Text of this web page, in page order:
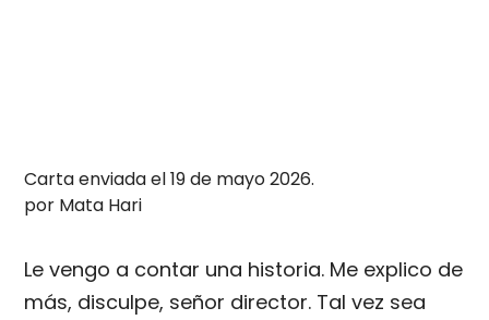
Carta enviada el 19 de mayo 2026.
por Mata Hari
Le vengo a contar una historia. Me explico de
más, disculpe, señor director. Tal vez sea